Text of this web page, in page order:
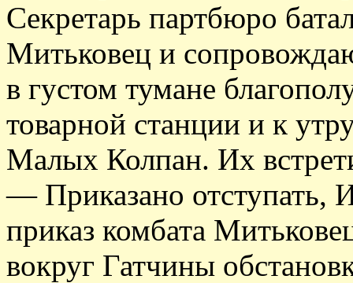
Секретарь партбюро
Митьковец и
в густом тумане
товарной станции и к
Малых Колпан. Их
— Приказано отступать,
приказ комбата
вокруг Гатчины